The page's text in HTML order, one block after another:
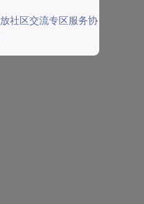
放社区交流专区服务协